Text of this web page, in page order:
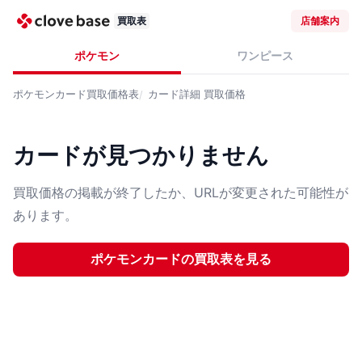
買取表 店舗案内
ポケモン ワンピース
ポケモンカード買取価格表 カード詳細 買取価格
カードが見つかりません
買取価格の掲載が終了したか、URLが変更された可能性が
あります。
ポケモンカードの買取表を見る